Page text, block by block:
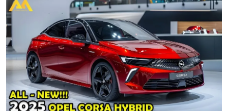
İkinci El & Alım-Satım
Bakım & Arıza Çözümleri
Elektrikli & Hibrit
Kiralama & Filo
Sürüş & Güvenlik